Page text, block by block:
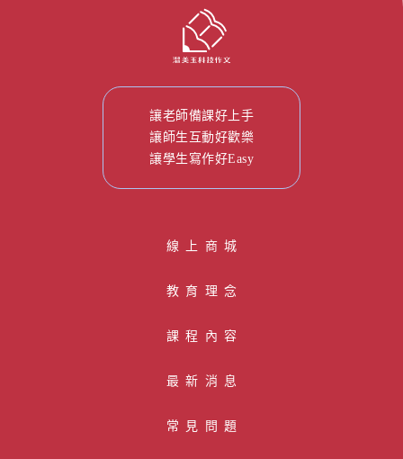
讓老師備課好上手
讓師生互動好歡樂
讓學生寫作好Easy
線 上 商 城
教育理念
課程內容
最新消息
常見問題